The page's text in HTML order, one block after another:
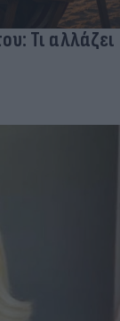
Τι αλλάζει